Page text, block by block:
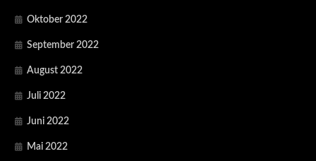
Oktober 2022
September 2022
August 2022
Juli 2022
Juni 2022
Mai 2022